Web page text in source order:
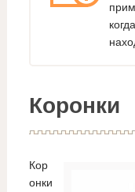
Коронки
Кор
онки